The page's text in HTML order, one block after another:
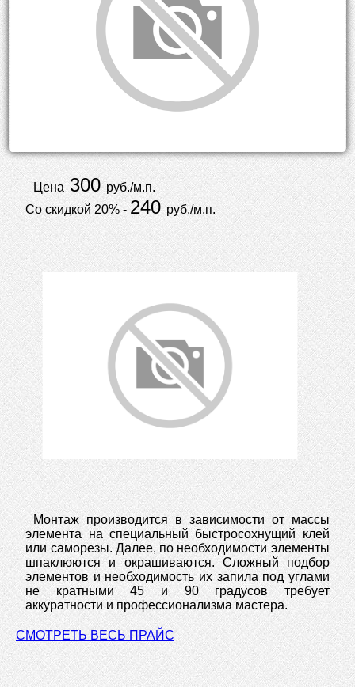
Цена300руб./м.п.
Со скидкой 20% -240руб./м.п.
Монтаж производится в зависимости от массы
элемента на специальный быстросохнущий клей
или саморезы. Далее, по необходимости элементы
шпаклюются и окрашиваются. Сложный подбор
элементов и необходимость их запила под углами
не кратными 45 и 90 градусов требует
аккуратности и профессионализма мастера.
СМОТРЕТЬ ВЕСЬ ПРАЙС